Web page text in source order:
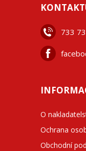
733
O
Ochrana
Obchodní